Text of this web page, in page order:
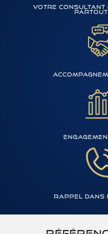
Votre consultant
partout
Rappel dans